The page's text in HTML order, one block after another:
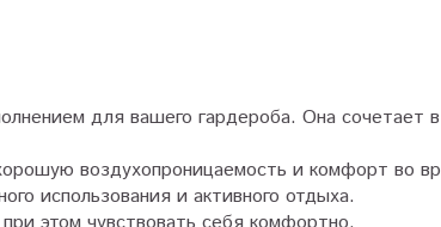
для вашего гардероба. Она сочетает
воздухопроницаемость и комфорт во
использования и активного отдыха.